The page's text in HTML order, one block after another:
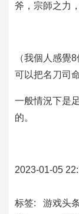
斧，宗師之力
（我個人感覺
可以把名刀司
一般情況下是
的。
2023-01-05
标签: 游戏头